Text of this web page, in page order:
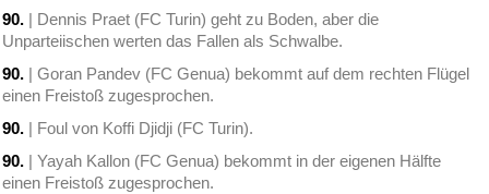
90. | Dennis Praet (FC Turin) geht zu Boden, aber die
Unparteiischen werten das Fallen als Schwalbe.
90. | Goran Pandev (FC Genua) bekommt auf dem rechten Flügel
einen Freistoß zugesprochen.
90. | Foul von Koffi Djidji (FC Turin).
90. | Yayah Kallon (FC Genua) bekommt in der eigenen Hälfte
einen Freistoß zugesprochen.